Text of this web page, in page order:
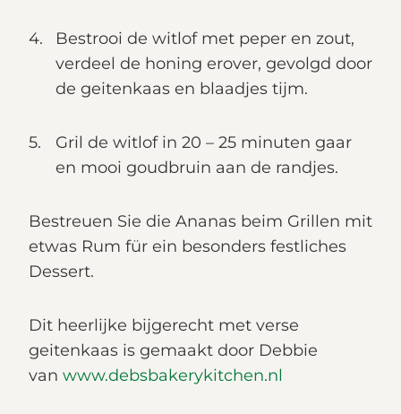
Bestrooi de witlof met peper en zout,
verdeel de honing erover, gevolgd door
de geitenkaas en blaadjes tijm.
Gril de witlof in 20 – 25 minuten gaar
en mooi goudbruin aan de randjes.
Bestreuen Sie die Ananas beim Grillen mit
etwas Rum für ein besonders festliches
Dessert.
Dit heerlijke bijgerecht met verse
geitenkaas is gemaakt door Debbie
van www.debsbakerykitchen.nl